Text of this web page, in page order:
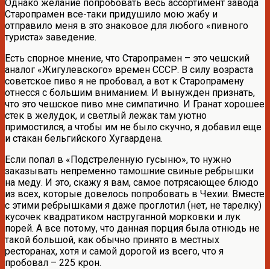
Однако желание попробовать весь ассортимент завода
Старопрамен все-таки придушило мою жабу и
отправило меня в это знаковое для любого «пивного
туриста» заведение.
Есть спорное мнение, что Старопрамен – это чешский
аналог «Жигулевского» времен СССР. В силу возраста
советское пиво я не пробовал, а вот к Старопрамену
отнесся с большим вниманием. И вынужден признать,
что это чешское пиво мне симпатично. И Гранат хорошее
стек в желудок, и светлый лежак там уютно
примостился, а чтобы им не было скучно, я добавил еще
и стакан бельгийского Хугаардена.
Если попал в «Подстреленную гусыню», то нужно
заказывать непременно тамошние свиные ребрышки
на меду. И это, скажу я вам, самое потрясающее блюдо
из всех, которые довелось попробовать в Чехии. Вместе
с этими ребрышками я даже проглотил (нет, не тарелку)
кусочек квадратиком наструганной морковки и лук
порей. А все потому, что данная порция была отнюдь не
такой большой, как обычно принято в местных
ресторанах, хотя и самой дорогой из всего, что я
пробовал – 225 крон.